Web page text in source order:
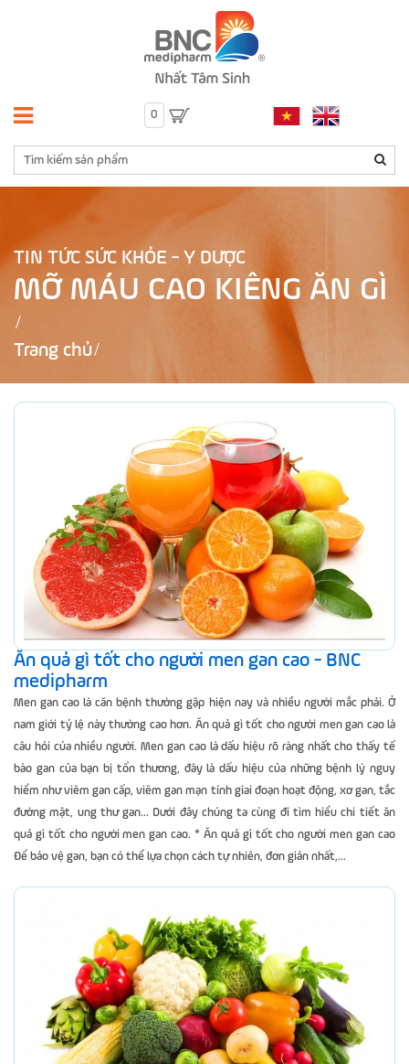
0
TIN TỨC SỨC KHỎE - Y DƯỢC
MỠ MÁU CAO KIÊNG ĂN GÌ
Trang chủ
Ăn quả gì tốt cho người men gan cao - BNC
medipharm
Men gan cao là căn bệnh thường gặp hiện nay và nhiều người mắc phải. Ở
nam giới tỷ lệ này thường cao hơn. Ăn quả gì tốt cho người men gan cao là
câu hỏi của nhiều người. Men gan cao là dấu hiệu rõ ràng nhất cho thấy tế
bào gan của bạn bị tổn thương, đây là dấu hiệu của những bệnh lý nguy
hiểm như viêm gan cấp, viêm gan mạn tính giai đoạn hoạt động, xơ gan, tắc
đường mật, ung thư gan... Dưới đây chúng ta cùng đi tìm hiểu chi tiết ăn
quả gì tốt cho người men gan cao. * Ăn quả gì tốt cho người men gan cao
Để bảo vệ gan, bạn có thể lựa chọn cách tự nhiên, đơn giản nhất,...